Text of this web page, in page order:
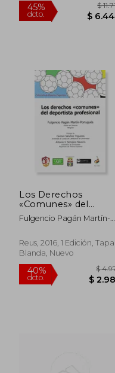
Los Derechos
«Comunes» del
Deportista
Profesional (Derecho
Fulgencio Pagán Martín-
Reus, 2016, 1 Edición, Tapa
Blanda, Nuevo